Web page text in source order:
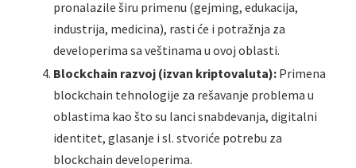
pronalazile širu primenu (gejming, edukacija,
industrija, medicina), rasti će i potražnja za
developerima sa veštinama u ovoj oblasti.
Blockchain razvoj (izvan kriptovaluta): Primena
blockchain tehnologije za rešavanje problema u
oblastima kao što su lanci snabdevanja, digitalni
identitet, glasanje i sl. stvoriće potrebu za
blockchain developerima.